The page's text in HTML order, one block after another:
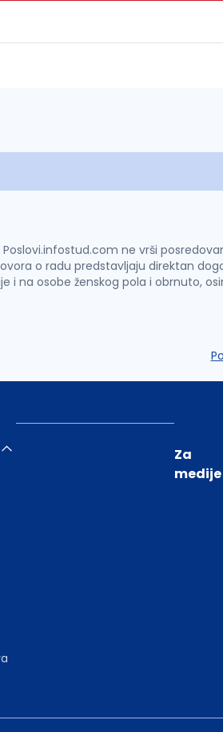
ne vrši
o radu predstavljaju direktan
i na osobe ženskog pola i obrnuto,
Za
medije